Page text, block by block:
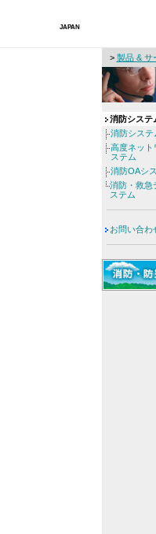
> 製品 & サ
消防システ
消防システ
高度ネット
ステム
消防OAシ
消防・救急
ステム
お問い合わ